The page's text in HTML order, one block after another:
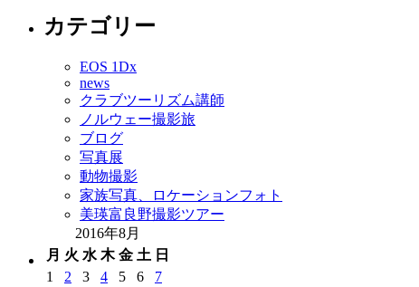
カテゴリー
EOS 1Dx
news
クラブツーリズム講師
ノルウェー撮影旅
ブログ
写真展
動物撮影
家族写真、ロケーションフォト
美瑛富良野撮影ツアー
2016年8月
月 火 水 木 金 土 日
1 2 3 4 5 6
7